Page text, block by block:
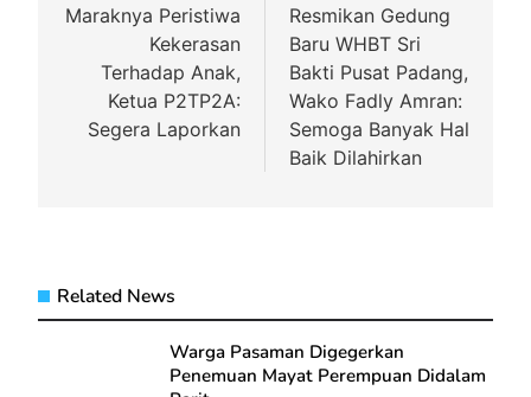
pos
Maraknya Peristiwa
Kekerasan
Terhadap Anak,
Ketua P2TP2A:
Segera Laporkan
Resmikan Gedung
Baru WHBT Sri
Bakti Pusat Padang,
Wako Fadly Amran:
Semoga Banyak Hal
Baik Dilahirkan
Related News
Warga Pasaman Digegerkan
Penemuan Mayat Perempuan Didalam